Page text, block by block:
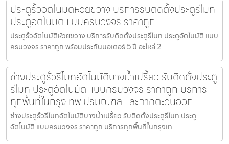
ประตูรั้วอัตโนมัติห้วยขวาง บริการรับติดตั้งประตูรีโมท
ประตูอัตโนมัติ แบบครบวงจร ราคาถูก
ประตูรั้วอัตโนมัติห้วยขวาง บริการรับติดตั้งประตูรีโมท ประตูอัตโนมัติ แบบ
ครบวงจร ราคาถูก พร้อมประกันมอเตอร์ 5 ปี อะไหล่ 2
ช่างประตูรั้วรีโมทอัตโนมัติบางน้ำเปรี้ยว รับติดตั้งประตู
รีโมท ประตูอัตโนมัติ แบบครบวงจร ราคาถูก บริการ
ทุกพื้นที่ในกรุงเทพ ปริมณฑล และภาคตะวันออก
ช่างประตูรั้วรีโมทอัตโนมัติบางน้ำเปรี้ยว รับติดตั้งประตูรีโมท ประตู
อัตโนมัติ แบบครบวงจร ราคาถูก บริการทุกพื้นที่ในกรุงเท